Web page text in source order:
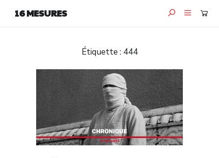
16 MESURES
Étiquette : 444